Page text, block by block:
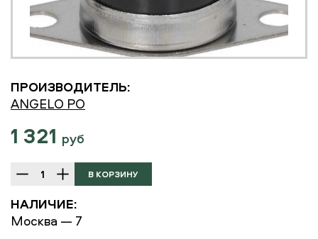
ПРОИЗВОДИТЕЛЬ:
ANGELO PO
1 321 руб
НАЛИЧИЕ:
Москва — 7